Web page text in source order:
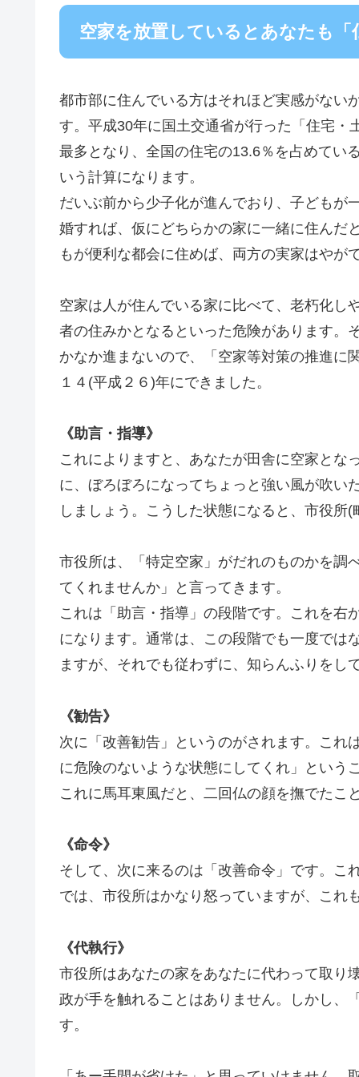
空家を放置しているとあなたも「
都市部に住んでいる方はそれほど実感がない
す。平成30年に国土交通省が行った「住宅
最多となり、全国の住宅の13.6％を占めてい
いう計算になります。
だいぶ前から少子化が進んでおり、子どもが
婚すれば、仮にどちらかの家に一緒に住んだ
もが便利な都会に住めば、両方の実家はやが
空家は人が住んでいる家に比べて、老朽化し
者の住みかとなるといった危険があります。
かなか進まないので、「空家等対策の推進に
１４(平成２６)年にできました。
《助言・指導》
これによりますと、あなたが田舎に空家とな
に、ぼろぼろになってちょっと強い風が吹い
しましょう。こうした状態になると、市役所
市役所は、「特定空家」がだれのものかを調
てくれませんか」と言ってきます。
これは「助言・指導」の段階です。これを右
になります。通常は、この段階でも一度では
ますが、それでも従わずに、知らんふりをし
《勧告》
次に「改善勧告」というのがされます。これ
に危険のないような状態にしてくれ」という
これに馬耳東風だと、二回仏の顔を撫でたこ
《命令》
そして、次に来るのは「改善命令」です。こ
では、市役所はかなり怒っていますが、これ
《代執行》
市役所はあなたの家をあなたに代わって取り
政が手を触れることはありません。しかし、
す。